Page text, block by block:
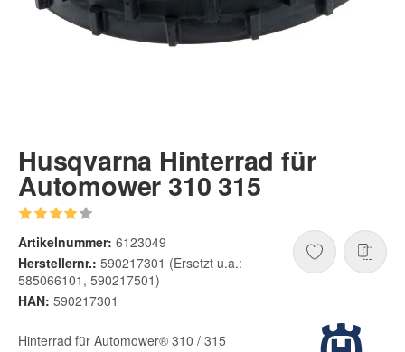
Husqvarna Hinterrad für
Automower 310 315
Artikelnummer: 6123049
Herstellernr.: 590217301 (Ersetzt u.a.:
585066101, 590217501)
HAN: 590217301
Hinterrad für Automower® 310 / 315